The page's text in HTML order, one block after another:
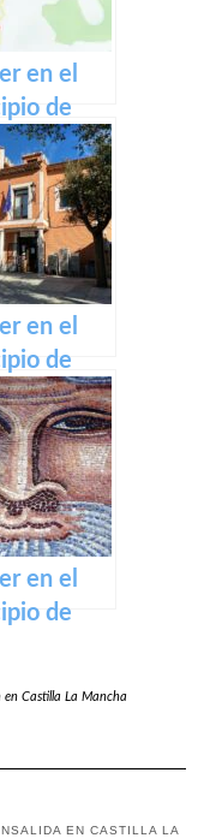
en el
de
en
La
en el
de
Cabo
La
en el
de
La
Castilla La Mancha
EN CASTILLA LA